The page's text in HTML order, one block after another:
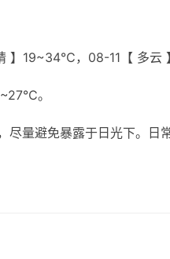
19~34℃，08-11【 多云 】
。
尽量避免暴露于日光下。日